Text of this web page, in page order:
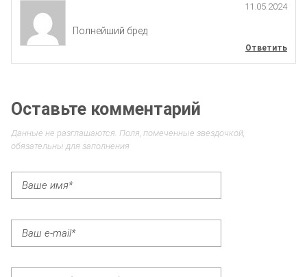
11.05.2024
Полнейший бред
Ответить
Оставьте комментарий
Данные не разглашаются. Поля, помеченные звездочкой,
обязательны для заполнения